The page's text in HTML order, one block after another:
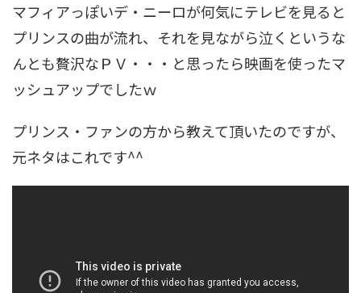
マフィアっぽいデ・ニーロが何気にテレビを見ると
プリンスの曲が流れ、それを見ながら泣くというな
んとも贅沢なＰＶ・・・と思ったら映画を使ったマ
ッシュアップでしたｗ
プリンス・ファンの方から教えて頂いたのですが、
元ネタはこれです^^